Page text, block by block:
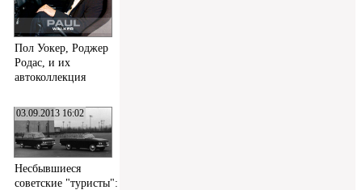
Пол Уокер, Роджер
Родас, и их
автоколлекция
03.09.2013 16:02
Несбывшиеся
советские "туристы":